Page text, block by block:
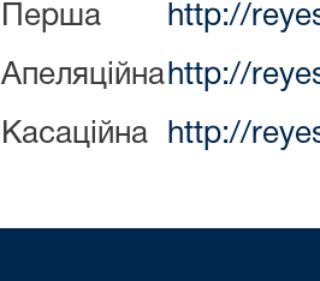
Перша http://
Апеляційна http://
Касаційна http://